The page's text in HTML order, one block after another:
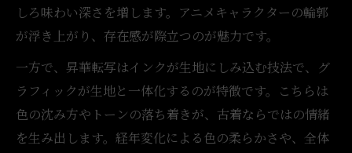
しろ味わい深さを増します。アニメキャラクターの輪郭
が浮き上がり、存在感が際立つのが魅力です。
一方で、昇華転写はインクが生地にしみ込む技法で、グ
ラフィックが生地と一体化するのが特徴です。こちらは
色の沈み方やトーンの落ち着きが、古着ならではの情緒
を生み出します。経年変化による色の柔らかさや、全体